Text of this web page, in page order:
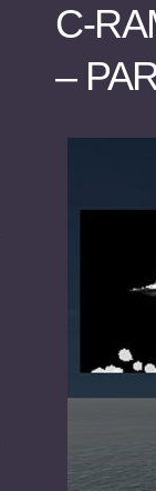
C-
–